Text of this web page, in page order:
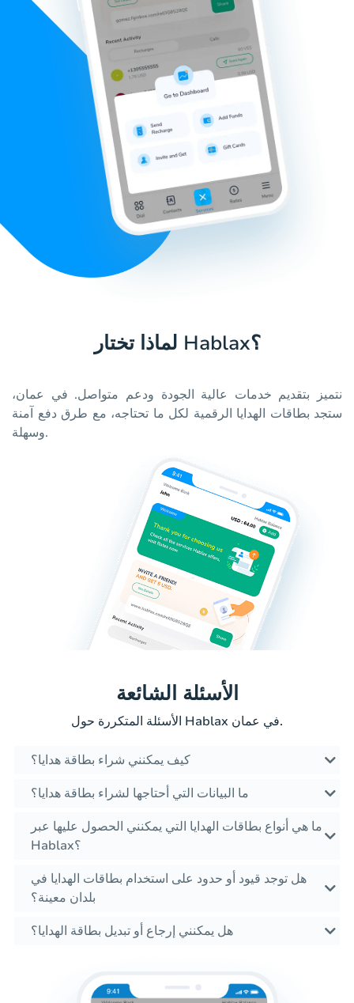
لماذا تختار Hablax؟
نتميز بتقديم خدمات عالية الجودة ودعم متواصل. في عمان،
ستجد بطاقات الهدايا الرقمية لكل ما تحتاجه، مع طرق دفع آمنة
وسهلة.
الأسئلة الشائعة
الأسئلة المتكررة حول Hablax في عمان.
كيف يمكنني شراء بطاقة هدايا؟
ما البيانات التي أحتاجها لشراء بطاقة هدايا؟
ما هي أنواع بطاقات الهدايا التي يمكنني الحصول عليها عبر
Hablax؟
هل توجد قيود أو حدود على استخدام بطاقات الهدايا في
بلدان معينة؟
هل يمكنني إرجاع أو تبديل بطاقة الهدايا؟